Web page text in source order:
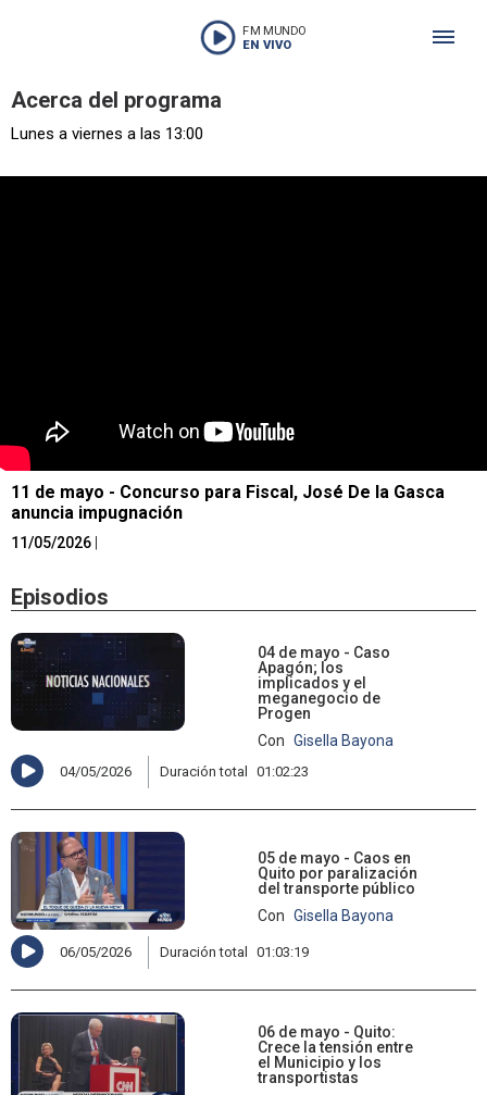
FM MUNDO
EN VIVO
11 de mayo - Concurso para Fiscal, José De la Gasca
anuncia impugnación
11/05/2026
Episodios
04 de mayo - Caso
Apagón; los
implicados y el
meganegocio de
Progen
Con Gisella Bayona
04/05/2026 Duración total 01:02:23
05 de mayo - Caos en
Quito por paralización
del transporte público
Con Gisella Bayona
06/05/2026 Duración total 01:03:19
06 de mayo - Quito:
Crece la tensión entre
el Municipio y los
transportistas
Acerca del programa
Lunes a viernes a las 13:00